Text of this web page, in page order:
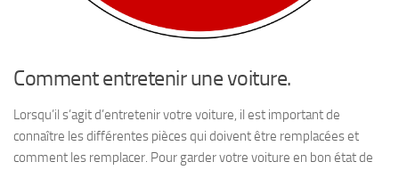
Comment entretenir une voiture.
Lorsqu’il s’agit d’entretenir votre voiture, il est important de
connaître les différentes pièces qui doivent être remplacées et
comment les remplacer. Pour garder votre voiture en bon état de